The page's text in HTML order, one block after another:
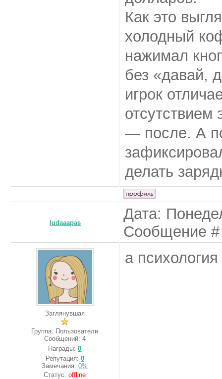
Как это
холодный
нажимал
без «давай,
игрок
— после. А
делать
ludaaapas
Дата:
Сообщение
Заглянувшая
Группа: Пользователи
Сообщений: 4
Награды:0
Репутация: 0
Замечания:0%
Статус:offline
а